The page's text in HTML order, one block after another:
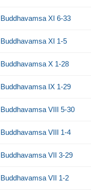
Buddhavamsa XI 6-33
Buddhavamsa XI 1-5
Buddhavamsa X 1-28
Buddhavamsa IX 1-29
Buddhavamsa VIII 5-30
Buddhavamsa VIII 1-4
Buddhavamsa VII 3-29
Buddhavamsa VII 1-2